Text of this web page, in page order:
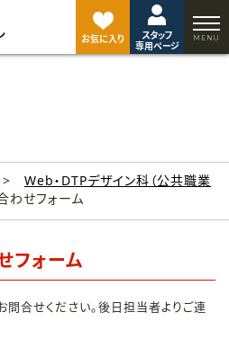
お気に入り
スタッフ
専用ページ
Web・DTPデザイン科（公共職業
わせフォーム
フォーム
合せください。後日担当者よりご連